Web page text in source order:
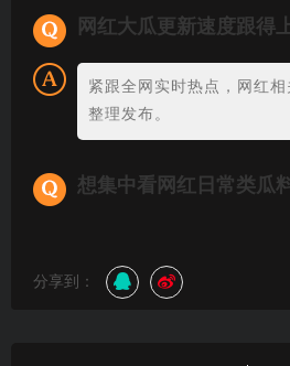
网红大瓜更新速度跟得
紧跟全网实时热点，网红相
整理发布。
想集中看网红日常类瓜
分享到：